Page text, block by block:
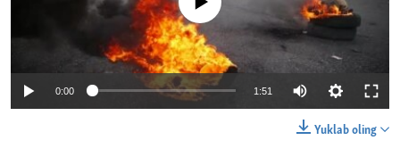
XABARLAR SURATLARDA
ODNOKLASSNIKI
TELEGRAM
SOUNDCLOUD
VOA
0:00 1:51
Yuklab oling